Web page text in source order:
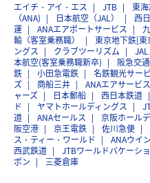
エイチ・アイ・エス JTB 東海
（ANA)
日本航空（JAL） 西
運
ANAエアポートサービス
輸（客室乗務職）
東京地下鉄[東
ングス
クラブツーリズム
本航空(客室乗務職新卒)
阪急交
鉄
小田急電鉄 名鉄観光サー
ズ
商船三井 ANAエアサービ
ャーズ
日本郵船 西日本鉄道
ド
ヤマトホールディングス
道
ANAセールス 京阪ホール
阪空港
京王電鉄 佐川急便
ス・ティー・ワールド
ANAウイ
西武鉄道
JTBワールドバケーシ
ポン
三菱倉庫